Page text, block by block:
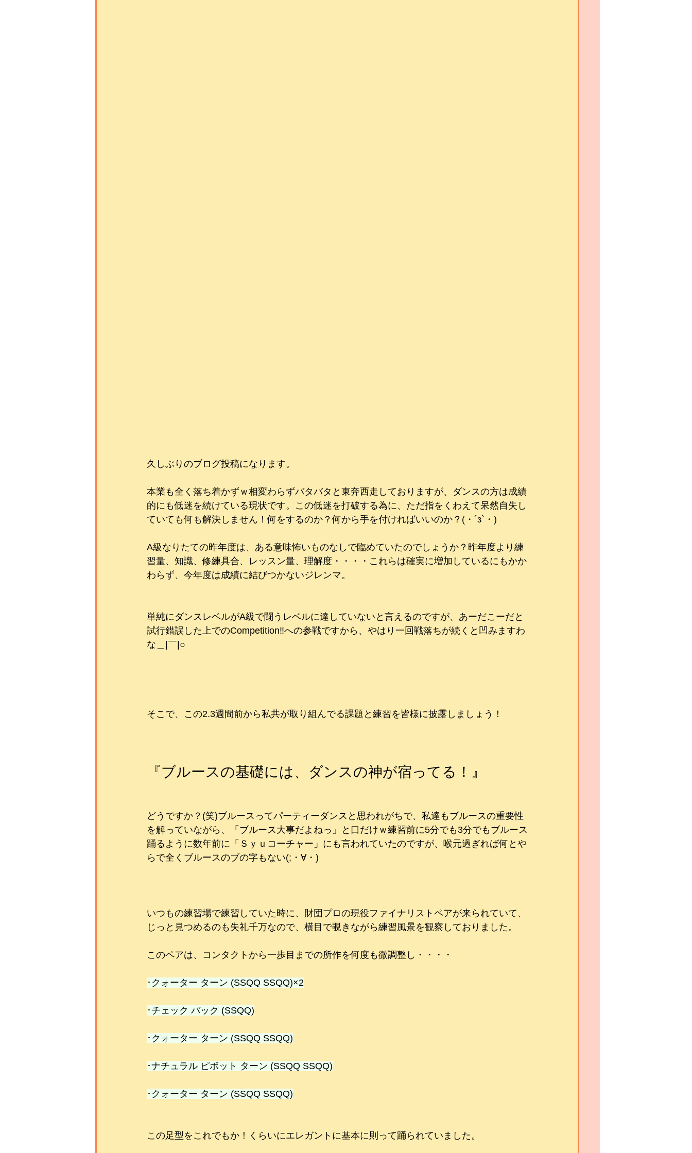
久しぶりのブログ投稿になります。
本業も全く落ち着かずｗ相変わらずバタバタと東奔西走しておりますが、ダンスの方は成績
的にも低迷を続けている現状です。この低迷を打破する為に、ただ指をくわえて呆然自失し
ていても何も解決しません！何をするのか？何から手を付ければいいのか？(・´з`・)
A級なりたての昨年度は、ある意味怖いものなしで臨めていたのでしょうか？昨年度より練
習量、知識、修練具合、レッスン量、理解度・・・・これらは確実に増加しているにもかか
わらず、今年度は成績に結びつかないジレンマ。
単純にダンスレベルがA級で闘うレベルに達していないと言えるのですが、あーだこーだと
試行錯誤した上でのCompetition‼への参戦ですから、やはり一回戦落ちが続くと凹みますわ
な＿|￣|○
そこで、この2.3週間前から私共が取り組んでる課題と練習を皆様に披露しましょう！
『ブルースの基礎には、ダンスの神が宿ってる！』
どうですか？(笑)ブルースってパーティーダンスと思われがちで、私達もブルースの重要性
を解っていながら、「ブルース大事だよねっ」と口だけｗ練習前に5分でも3分でもブルース
踊るように数年前に「Ｓｙｕコーチャー」にも言われていたのですが、喉元過ぎれば何とや
らで全くブルースのブの字もない(;・∀・)
いつもの練習場で練習していた時に、財団プロの現役ファイナリストペアが来られていて、
じっと見つめるのも失礼千万なので、横目で覗きながら練習風景を観察しておりました。
このペアは、コンタクトから一歩目までの所作を何度も微調整し・・・・
･クォーター ターン (SSQQ SSQQ)×2
･チェック バック (SSQQ)
･クォーター ターン (SSQQ SSQQ)
･ナチュラル ピボット ターン (SSQQ SSQQ)
･クォーター ターン (SSQQ SSQQ)
この足型をこれでもか！くらいにエレガントに基本に則って踊られていました。